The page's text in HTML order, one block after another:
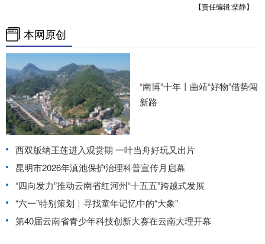
【责任编辑:柴静】
本网原创
“南博”十年丨曲靖“好物”借势闯
新路
西双版纳王莲进入观赏期 一叶当舟好玩又出片
昆明市2026年滇池保护治理科普宣传月启幕
“四向发力”推动云南省红河州“十五五”跨越式发展
“六一”特别策划｜寻找童年记忆中的“大象”
第40届云南省青少年科技创新大赛在云南大理开幕